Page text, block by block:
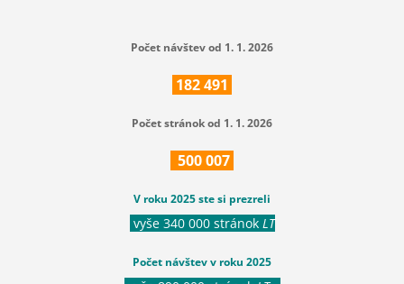
Počet návštev od 1. 1. 2026
182491
Počet stránok od 1. 1. 2026
500007
V roku 2025 ste si prezreli
vyše 340 000 stránok LT
Počet návštev v roku 2025